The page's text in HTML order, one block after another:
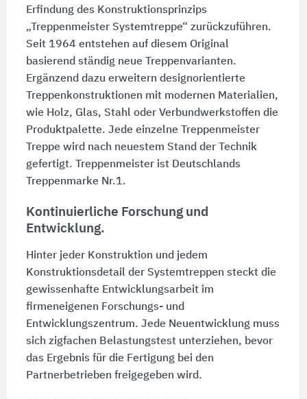
Erfindung des Konstruktionsprinzips
„Treppenmeister Systemtreppe“ zurückzuführen.
Seit 1964 entstehen auf diesem Original
basierend ständig neue Treppenvarianten.
Ergänzend dazu erweitern designorientierte
Treppenkonstruktionen mit modernen Materialien,
wie Holz, Glas, Stahl oder Verbundwerkstoffen die
Produktpalette. Jede einzelne Treppenmeister
Treppe wird nach neuestem Stand der Technik
gefertigt. Treppenmeister ist Deutschlands
Treppenmarke Nr.1.
Kontinuierliche Forschung und
Entwicklung.
Hinter jeder Konstruktion und jedem
Konstruktionsdetail der Systemtreppen steckt die
gewissenhafte Entwicklungsarbeit im
firmeneigenen Forschungs- und
Entwicklungszentrum. Jede Neuentwicklung muss
sich zigfachen Belastungstest unterziehen, bevor
das Ergebnis für die Fertigung bei den
Partnerbetrieben freigegeben wird.